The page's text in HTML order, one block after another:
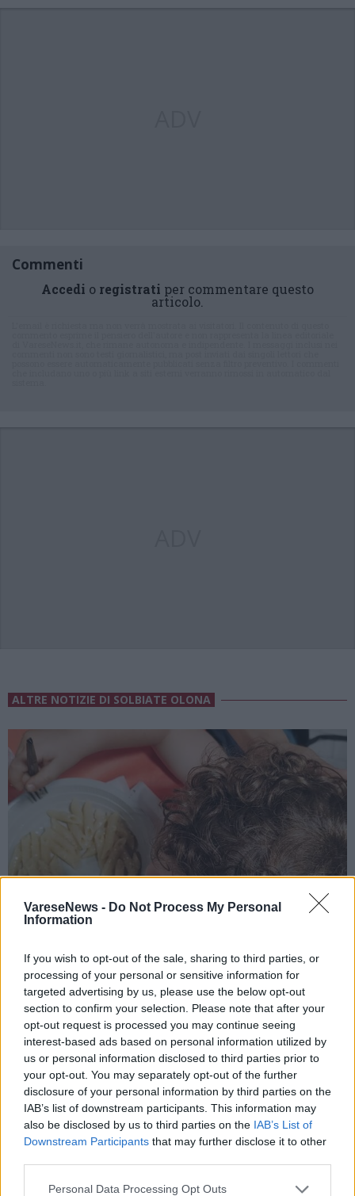
VareseNews - Do Not Process My Personal
Information
If you wish to opt-out of the sale, sharing to third parties, or
processing of your personal or sensitive information for
targeted advertising by us, please use the below opt-out
section to confirm your selection. Please note that after your
opt-out request is processed you may continue seeing
interest-based ads based on personal information utilized by
us or personal information disclosed to third parties prior to
your opt-out. You may separately opt-out of the further
disclosure of your personal information by third parties on the
IAB’s list of downstream participants. This information may
also be disclosed by us to third parties on the IAB’s List of
Downstream Participants that may further disclose it to other
Personal Data Processing Opt Outs
Commenti
Accedi o registrati per commentare questo
articolo.
ALTRE NOTIZIE DI SOLBIATE OLONA
SOLBIATE OLONA
Pace, libertà e democrazia: le parole
della Pastasciutta antifascista in Valle
Olona
La Pastasciuttata antifascista 2026 in Valle Olona